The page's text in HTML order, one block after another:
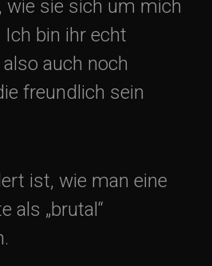
wie sie sich um mich
bin ihr echt
auch noch
freundlich sein
ist, wie man eine
als „brutal“